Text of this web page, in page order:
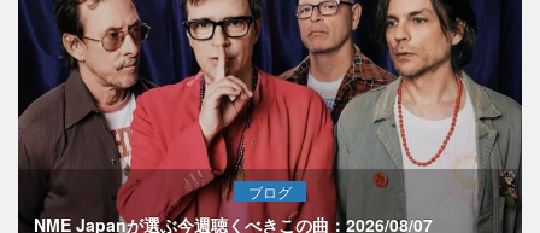
ブログ
NME Japanが選ぶ今週聴くべきこの曲：2026/08/07